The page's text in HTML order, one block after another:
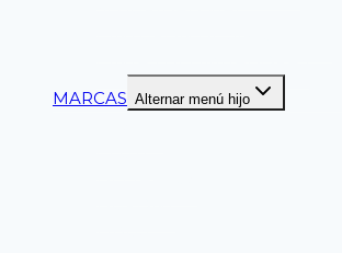
MARCAS Alternar menú hijo